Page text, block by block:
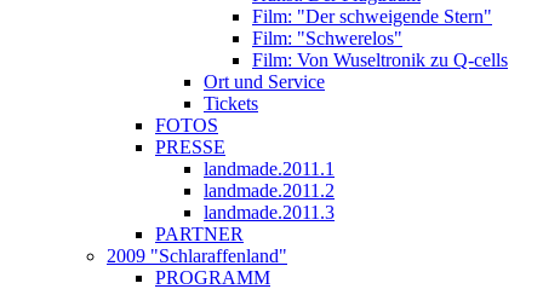
Film: "Der schweigende Stern"
Film: "Schwerelos"
Film: Von Wuseltronik zu Q-cells
Ort und Service
Tickets
FOTOS
PRESSE
landmade.2011.1
landmade.2011.2
landmade.2011.3
PARTNER
2009 "Schlaraffenland"
PROGRAMM